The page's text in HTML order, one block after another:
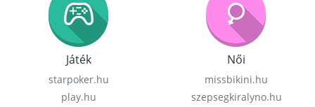
Játék
starpoker.hu
play.hu
Női
missbikini.hu
szepsegkiralyno.hu